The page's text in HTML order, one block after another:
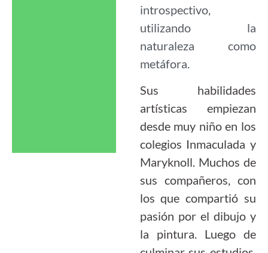
introspectivo,
utilizando la
naturaleza como
metáfora.
Sus habilidades
artísticas empiezan
desde muy niño en los
colegios Inmaculada y
Maryknoll. Muchos de
sus compañeros, con
los que compartió su
pasión por el dibujo y
la pintura. Luego de